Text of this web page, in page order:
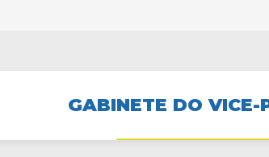
GABINETE DO VICE-